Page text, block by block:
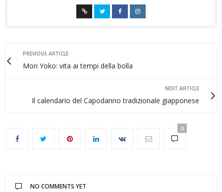
PREVIOUS ARTICLE
Mori Yoko: vita ai tempi della bolla
NEXT ARTICLE
Il calendario del Capodanno tradizionale giapponese
0
NO COMMENTS YET